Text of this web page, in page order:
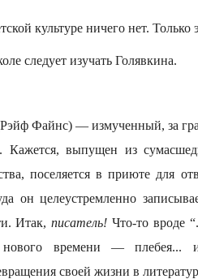
культуре ничего нет. Только
следует изучать Голявкина.
Файнс) — измученный, за
Кажется, выпущен из
поселяется в приюте для
он целеустремленно
Итак,писатель! Что-то вроде
нового времени — плебея...
своей жизни в